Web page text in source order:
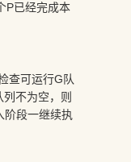
P已经完成本
查可运行G队
不为空，则
阶段一继续执